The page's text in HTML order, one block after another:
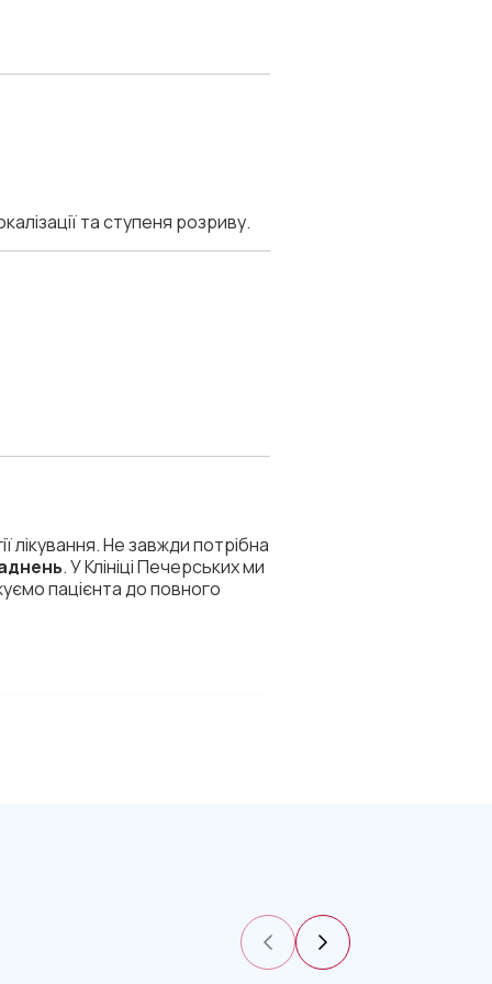
та ступеня розриву.
лікування. Не завжди потрібна
. У Клініці Печерських ми
пацієнта до повного